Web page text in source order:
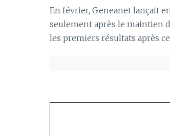
En février, Geneanet lançait
seulement après le maintien
les premiers résultats après